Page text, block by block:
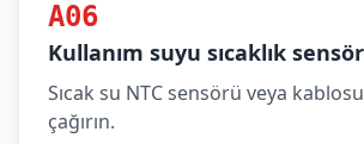
A06
Kullanım suyu sıcaklık
Sıcak su NTC sensörü veya kablosu
çağırın.